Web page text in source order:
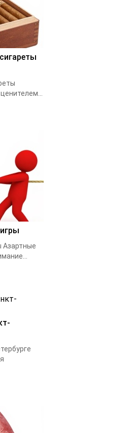
Азартные